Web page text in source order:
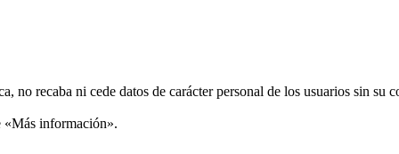
recaba ni cede datos de carácter personal de los usuarios sin su
«Más información».